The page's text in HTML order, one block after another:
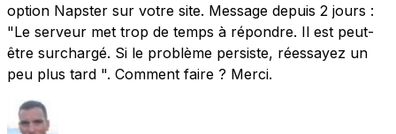
option Napster sur votre site. Message depuis 2 jours :
"Le serveur met trop de temps à répondre. Il est peut-
être surchargé. Si le problème persiste, réessayez un
peu plus tard ". Comment faire ? Merci.